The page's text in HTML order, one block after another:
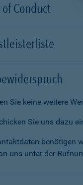
of Conduct
Sie keine weitere
Sie uns dazu
benötigen
uns unter der